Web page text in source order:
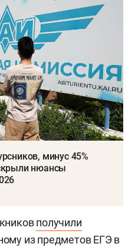
минус 45%
нюансы
получили
из предметов ЕГЭ в